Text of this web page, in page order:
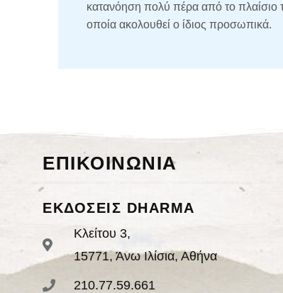
κατανόηση πολύ πέρα από το πλαίσιο
οποία ακολουθεί ο ίδιος προσωπικά.
ΕΠΙΚΟΙΝΩΝΙΑ
ΕΚΔΟΣΕΙΣ DHARMA
Κλείτου 3,
15771, Άνω Ιλίσια, Αθήνα
210.77.59.661